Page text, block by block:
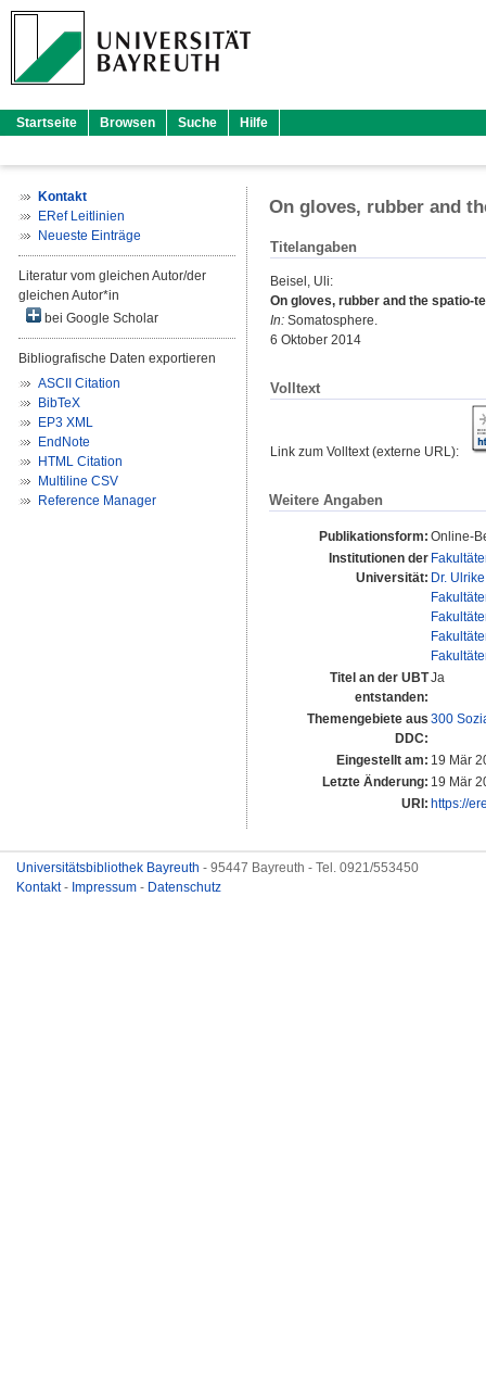
Startseite Browsen Suche Hilfe
Kontakt
ERef Leitlinien
Neueste Einträge
Literatur vom gleichen Autor/der
gleichen Autor*in
bei Google Scholar
Bibliografische Daten exportieren
ASCII Citation
BibTeX
EP3 XML
EndNote
HTML Citation
Multiline CSV
Reference Manager
On gloves, rubber and
Titelangaben
Beisel, Uli:
On gloves, rubber and the spatio-
In: Somatosphere.
6 Oktober 2014
Volltext
Link zum Volltext (externe URL):
Weitere Angaben
Publikationsform: Online-
Institutionen der
Universität: Dr.
Titel an der UBT
entstanden:
Ja
Themengebiete aus
DDC:
300
Eingestellt am: 19 Mär
Letzte Änderung: 19 Mär
URI: https://
Universitätsbibliothek Bayreuth - 95447 Bayreuth - Tel. 0921/553450
Kontakt- Impressum - Datenschutz